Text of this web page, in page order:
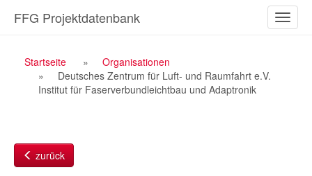
Inhalt
ein-/
FFG Projektdatenbank
Breadcrumb
Navigation
Startseite
Organisationen
Deutsches Zentrum für Luft- und Raumfahrt e.V.
Institut für Faserverbundleichtbau und Adaptronik
zurück